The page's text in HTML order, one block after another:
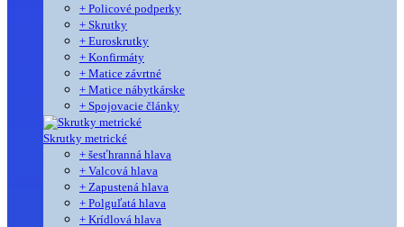
+ Policové podperky
+ Skrutky
+ Euroskrutky
+ Konfirmáty
+ Matice závrtné
+ Matice nábytkárske
+ Spojovacie články
Skrutky metrické
+ šesťhranná hlava
+ Valcová hlava
+ Zapustená hlava
+ Polguľatá hlava
+ Krídlová hlava